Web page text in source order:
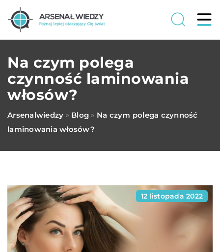
Na czym polega
czynność laminowania
włosów?
Arsenalwiedzy » Blog » Na czym polega czynność
laminowania włosów?
12 listopada 2022